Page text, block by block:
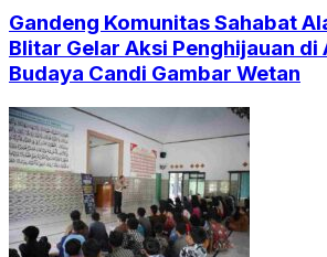
Gandeng Komunitas Sahabat
Blitar Gelar Aksi Penghijauan di
Budaya Candi Gambar Wetan